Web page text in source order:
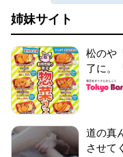
姉妹サイト
松のや
了に。
道の真
させて